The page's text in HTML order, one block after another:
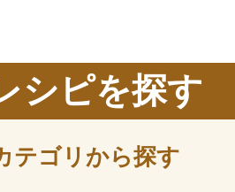
シピを探す
テゴリから探す